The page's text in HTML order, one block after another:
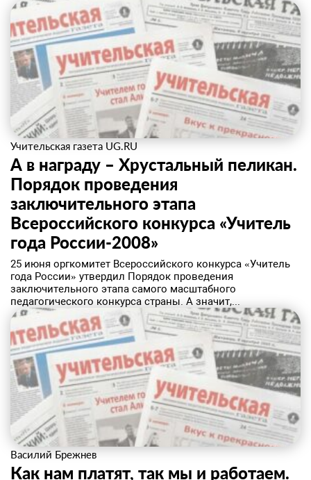
Учительская газета UG.RU
А в награду – Хрустальный пеликан.
Порядок проведения
заключительного этапа
Всероссийского конкурса «Учитель
года России-2008»
25 июня оргкомитет Всероссийского конкурса «Учитель
года России» утвердил Порядок проведения
заключительного этапа самого масштабного
педагогического конкурса страны. А значит,...
Василий Брежнев
Как нам платят, так мы и работаем.